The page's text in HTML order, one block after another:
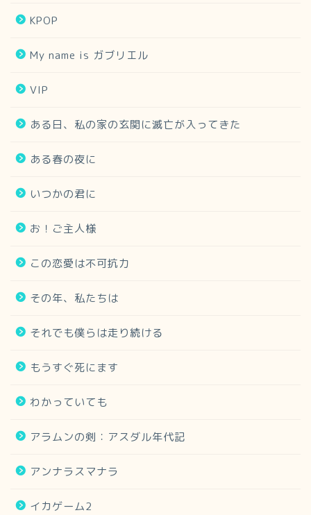
KPOP
My name is ガブリエル
VIP
ある日、私の家の玄関に滅亡が入ってきた
ある春の夜に
いつかの君に
お！ご主人様
この恋愛は不可抗力
その年、私たちは
それでも僕らは走り続ける
もうすぐ死にます
わかっていても
アラムンの剣：アスダル年代記
アンナラスマナラ
イカゲーム2